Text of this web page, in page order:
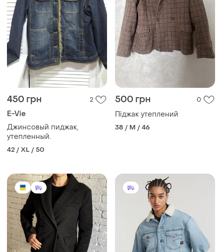
450 грн 2
E-Vie
Джинсовый пиджак,
утепленный.
42 / XL / 50
500 грн 0
Піджак утеплений
38 / M / 46